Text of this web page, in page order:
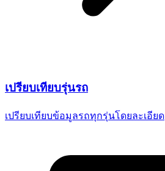
เปรียบเทียบรุ่นรถ
เปรียบเทียบข้อมูลรถทุกรุ่นโดยละเอียด